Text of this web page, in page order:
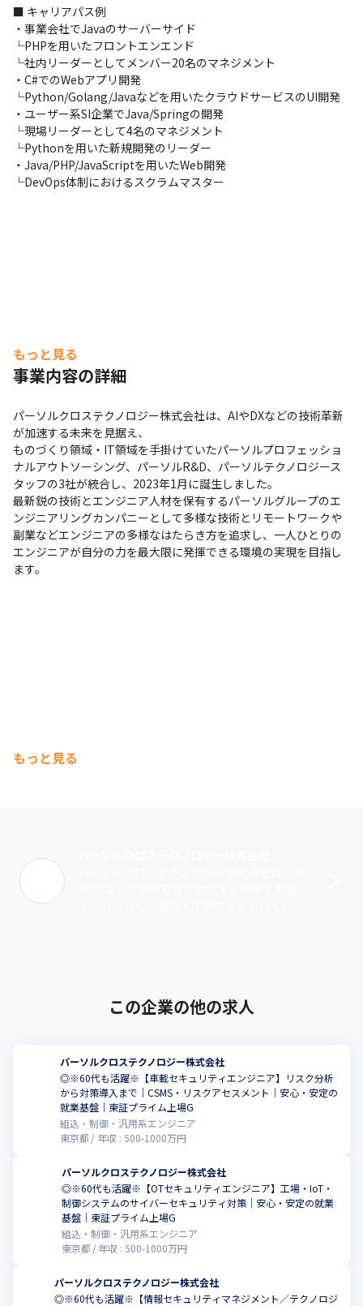
エンジニアの1日の流れをご紹介。
■ キャリアパス例
・事業会社でJavaのサーバーサイド
└PHPを用いたフロントエンエンド
└社内リーダーとしてメンバー20名のマネジメント
・C#でのWebアプリ開発
└Python/Golang/Javaなどを用いたクラウドサービスのUI開発
・ユーザー系SI企業でJava/Springの開発
└現場リーダーとして4名のマネジメント
└Pythonを用いた新規開発のリーダー
・Java/PHP/JavaScriptを用いたWeb開発
└DevOps体制におけるスクラムマスター
もっと見る
事業内容の詳細
パーソルクロステクノロジー株式会社は、AIやDXなどの技術革新
が加速する未来を見据え、
ものづくり領域・IT領域を手掛けていたパーソルプロフェッショ
ナルアウトソーシング、パーソルR&D、パーソルテクノロジース
タッフの3社が統合し、2023年1月に誕生しました。
最新鋭の技術とエンジニア人材を保有するパーソルグループのエ
ンジニアリングカンパニーとして多様な技術とリモートワークや
副業などエンジニアの多様なはたらき方を追求し、一人ひとりの
エンジニアが自分の力を最大限に発揮できる環境の実現を目指し
ます。
もっと見る
この企業の他の求人
パーソルクロステクノロジー株式会社
◎※60代も活躍※【車載セキュリティエンジニア】リスク分析
から対策導入まで｜CSMS・リスクアセスメント｜安心・安定の
就業基盤｜東証プライム上場G
組込・制御・汎用系エンジニア
東京都
年収 : 500-1000万円
パーソルクロステクノロジー株式会社
◎※60代も活躍※【OTセキュリティエンジニア】工場・IoT・
制御システムのサイバーセキュリティ対策｜安心・安定の就業
基盤｜東証プライム上場G
組込・制御・汎用系エンジニア
東京都
年収 :500-1000万円
パーソルクロステクノロジー株式会社
◎※60代も活躍※【情報セキュリティマネジメント／テクノロジ